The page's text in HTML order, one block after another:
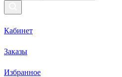
Кабинет
Заказы
Избранное